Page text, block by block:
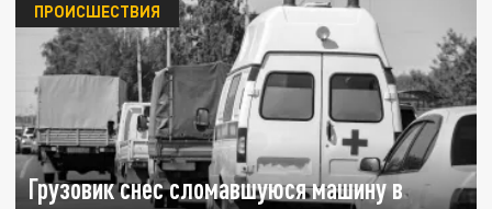
Грузовик снес сломавшуюся машину в
ПРОИСШЕСТВИЯ